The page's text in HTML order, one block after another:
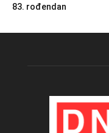
83. rođendan